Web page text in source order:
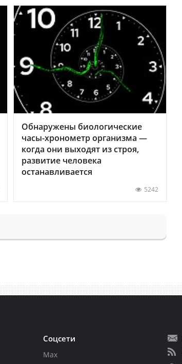
Обнаружены биологические
часы-хронометр организма —
когда они выходят из строя,
развитие человека
останавливается
5242
Соцсети
Max